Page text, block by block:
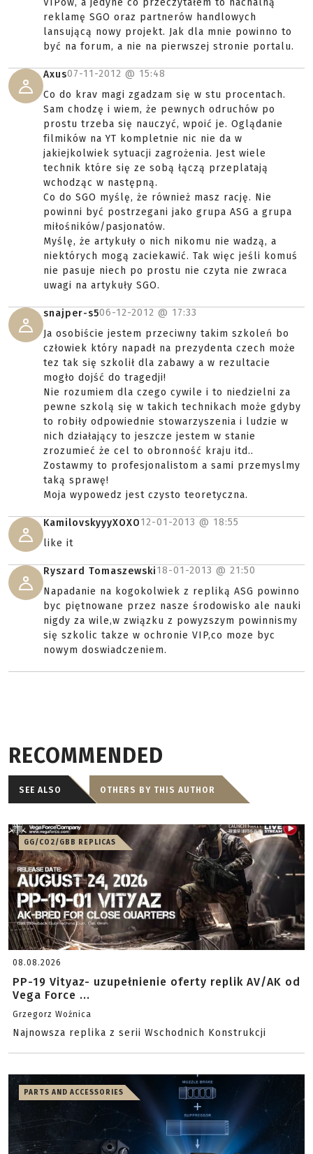
VIPów, a jedyne co przeczytałem to nachalną
reklamę SGO oraz partnerów handlowych
lansującą nowy projekt. Jak dla mnie powinno to
być na forum, a nie na pierwszej stronie portalu.
Axus07-11-2012 @ 15:48
Co do krav magi zgadzam się w stu procentach.
Sam chodzę i wiem, że pewnych odruchów po
prostu trzeba się nauczyć, wpoić je. Oglądanie
filmików na YT kompletnie nic nie da w
jakiejkolwiek sytuacji zagrożenia. Jest wiele
technik które się ze sobą łączą przeplatają
wchodząc w następną.
Co do SGO myślę, że również masz rację. Nie
powinni być postrzegani jako grupa ASG a grupa
miłośników/pasjonatów.
Myślę, że artykuły o nich nikomu nie wadzą, a
niektórych mogą zaciekawić. Tak więc jeśli komuś
nie pasuje niech po prostu nie czyta nie zwraca
uwagi na artykuły SGO.
snajper-s506-12-2012 @ 17:33
Ja osobiście jestem przeciwny takim szkoleń bo
człowiek który napadł na prezydenta czech może
tez tak się szkolił dla zabawy a w rezultacie
mogło dojść do tragedji!
Nie rozumiem dla czego cywile i to niedzielni za
pewne szkolą się w takich technikach może gdyby
to robiły odpowiednie stowarzyszenia i ludzie w
nich działający to jeszcze jestem w stanie
zrozumieć że cel to obronność kraju itd..
Zostawmy to profesjonalistom a sami przemyslmy
taką sprawę!
Moja wypowedz jest czysto teoretyczna.
KamilovskyyyXOXO12-01-2013 @ 18:55
like it
Ryszard Tomaszewski18-01-2013 @ 21:50
Napadanie na kogokolwiek z repliką ASG powinno
byc piętnowane przez nasze środowisko ale nauki
nigdy za wile,w związku z powyzszym powinnismy
się szkolic takze w ochronie VIP,co moze byc
nowym doswiadczeniem.
RECOMMENDED
SEE ALSO OTHERS BY THIS AUTHOR
GG/CO2/GBB REPLICAS
08.08.2026
PP-19 Vityaz- uzupełnienie oferty replik AV/AK od
Vega Force ...
Grzegorz Woźnica
Najnowsza replika z serii Wschodnich Konstrukcji
PARTS AND ACCESSORIES